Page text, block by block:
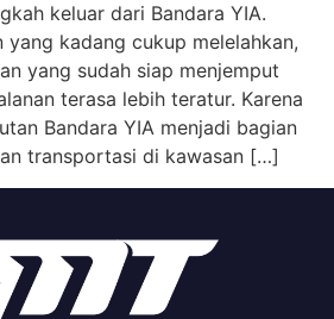
keluar dari Bandara YIA.
yang kadang cukup melelahkan,
yang sudah siap menjemput
terasa lebih teratur. Karena
Bandara YIA menjadi bagian
transportasi di kawasan […]